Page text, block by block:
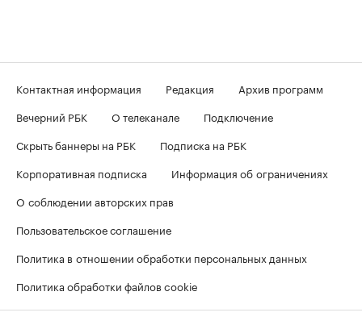
Контактная информация Редакция
Архив программ
Вечерний РБК
О телеканале
Подключение
Скрыть баннеры на РБК
Подписка на РБК
Корпоративная подписка
Информация об ограничениях
О соблюдении авторских прав
Пользовательское соглашение
Политика в отношении обработки персональных данных
Политика обработки файлов cookie